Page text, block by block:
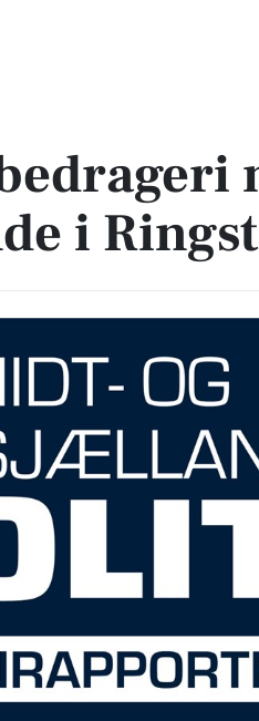
i Ringsted
i